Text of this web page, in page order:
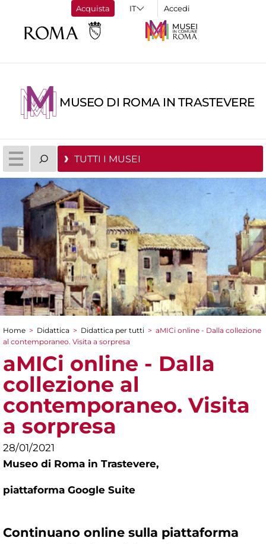
Acquista Accedi
MUSEO DI ROMA IN TRASTEVERE
TUTTI I MUSEI
Tu sei qui
Home > Didattica > Didattica per tutti > aMICi online - Dalla collezione
al contemporaneo. Visita a sorpresa
aMICi online - Dalla
collezione al
contemporaneo. Visita
a sorpresa
28/01/2021
Museo di Roma in Trastevere,
piattaforma Google Suite
Continuano online sulla piattaforma